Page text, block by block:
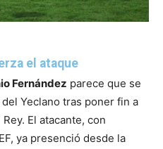
el ataque
Fernández parece que se
Yeclano tras poner fin a
El atacante, con
ya presenció desde la